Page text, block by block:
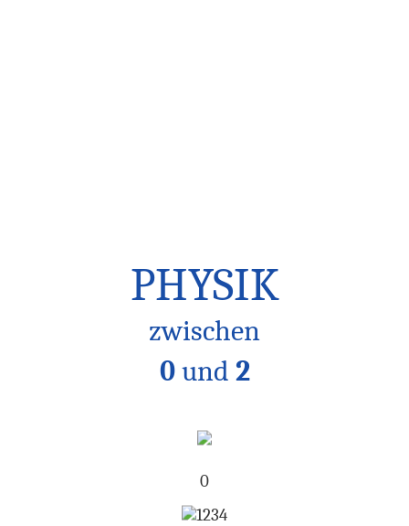
PHYSIK
zwischen
0und 2
0
1234